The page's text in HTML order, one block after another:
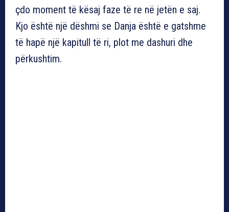
çdo moment të kësaj faze të re në jetën e saj.
Kjo është një dëshmi se Danja është e gatshme
të hapë një kapitull të ri, plot me dashuri dhe
përkushtim.